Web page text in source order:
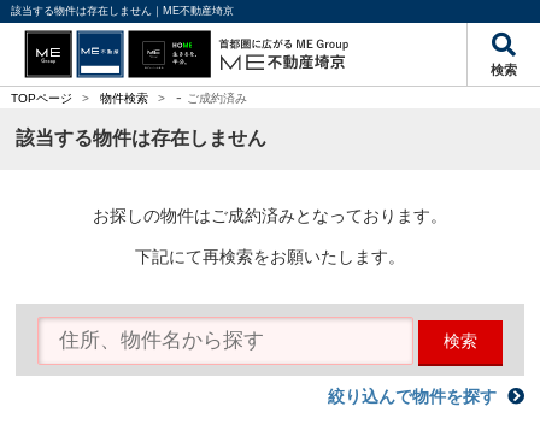
該当する物件は存在しません｜ME不動産埼京
検索
TOPページ > 物件検索 > - ご成約済み
該当する物件は存在しません
お探しの物件はご成約済みとなっております。
下記にて再検索をお願いたします。
検索
絞り込んで物件を探す